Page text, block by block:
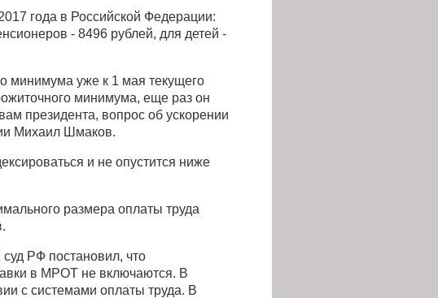
года в Российской Федерации:
- 8496 рублей, для детей -
минимума уже к 1 мая текущего
минимума, еще раз он
президента, вопрос об ускорении
Михаил Шмаков.
и не опустится ниже
размера оплаты труда
РФ постановил, что
в МРОТ не включаются. В
с системами оплаты труда. В